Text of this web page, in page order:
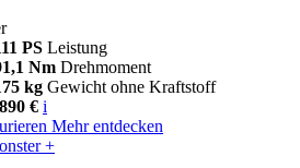
PS Leistung
Nm Drehmoment
kg Gewicht ohne Kraftstoff
€ i
Mehr entdecken
+